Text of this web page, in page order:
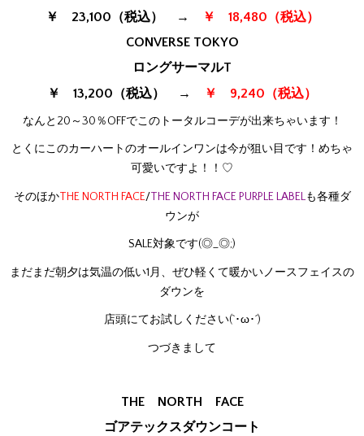
￥ 23,100（税込） →
￥ 18,480（税込）
CONVERSE TOKYO
ロングサーマルT
￥ 13,200（税込） →
￥ 9,240（税込）
なんと20～30％OFFでこのトータルコーデが出来ちゃいます！
とくにこのカーハートのオールインワンは今が狙い目です！めちゃ
可愛いですよ！！♡
そのほかTHE NORTH FACE/THE NORTH FACE PURPLE LABELも各種ダ
ウンが
SALE対象です(◎_◎;)
まだまだ朝夕は気温の低い1月、ぜひ軽くて暖かいノースフェイスの
ダウンを
店頭にてお試しください(`･ω･´)
つづきまして
THE NORTH FACE
ゴアテックスダウンコート